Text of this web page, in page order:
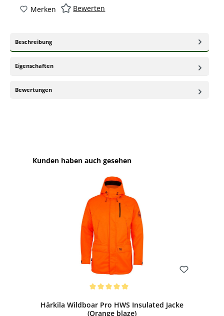
Merken Bewerten
Beschreibung
Eigenschaften
Bewertungen
Produktgalerie überspringen
Kunden haben auch gesehen
Härkila Wildboar Pro HWS Insulated Jacke
(Orange blaze)